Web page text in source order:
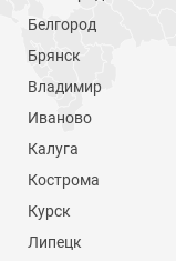
Белгород
Брянск
Владимир
Иваново
Калуга
Кострома
Курск
Липецк